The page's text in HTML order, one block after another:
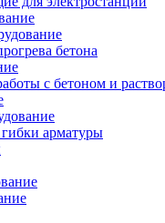
бетона
с бетоном и
арматуры